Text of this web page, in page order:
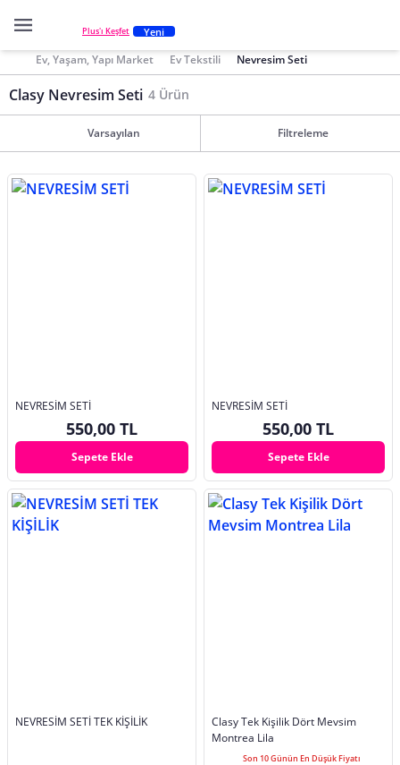
Plus'ı Keşfet Yeni
Ev, Yaşam, Yapı Market Ev Tekstili Nevresim Seti
Clasy Nevresim Seti 4 Ürün
Varsayılan Filtreleme
NEVRESİM SETİ
550,00 TL
Sepete Ekle
NEVRESİM SETİ
550,00 TL
Sepete Ekle
NEVRESİM SETİ TEK KİŞİLİK
Clasy Tek Kişilik Dört Mevsim
Montrea Lila
Son 10 Günün En Düşük Fiyatı